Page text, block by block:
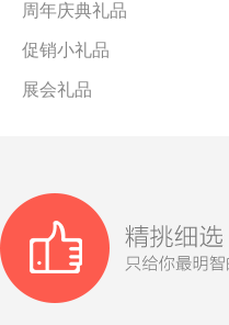
周年庆典礼品
促销小礼品
展会礼品